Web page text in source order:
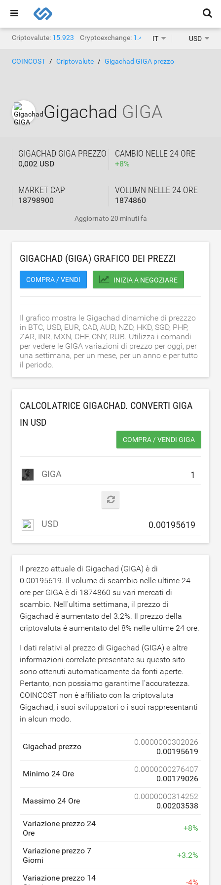
Criptovalute: 15.923 Cryptoexchange: 1.471 IT USD
COINCOST Criptovalute Gigachad GIGA prezzo
Gigachad GIGA
GIGACHAD GIGA PREZZO
0,002 USD
CAMBIO NELLE 24 ORE
+8%
MARKET CAP
18798900
VOLUMN NELLE 24 ORE
1874860
Aggiornato20 minuti fa
GIGACHAD (GIGA) GRAFICO DEI PREZZI
COMPRA / VENDI INIZIA A NEGOZIARE
Il grafico mostra le Gigachad dinamiche di prezzzo
in BTC, USD, EUR, CAD, AUD, NZD, HKD, SGD, PHP,
ZAR, INR, MXN, CHF, CNY, RUB. Utilizza i comandi
per vedere le GIGA variazioni di prezzo per oggi, per
una settimana, per un mese, per un anno e per tutto
il periodo.
CALCOLATRICE GIGACHAD. CONVERTI GIGA
IN USD
COMPRA / VENDI GIGA
GIGA
USD
Il prezzo attuale di Gigachad (GIGA) è di
0.00195619. Il volume di scambio nelle ultime 24
ore per GIGA è di 1874860 su vari mercati di
scambio. Nell'ultima settimana, il prezzo di
Gigachad è aumentato del 3.2%. Il prezzo della
criptovaluta è aumentato del 8% nelle ultime 24 ore.
I dati relativi al prezzo di Gigachad (GIGA) e altre
informazioni correlate presentate su questo sito
sono ottenuti automaticamente da fonti aperte.
Pertanto, non possiamo garantirne l'accuratezza.
COINCOST non è affiliato con la criptovaluta
Gigachad, i suoi sviluppatori o i suoi rappresentanti
in alcun modo.
Gigachad prezzo
0.0000000302026
0.00195619
Minimo 24 Ore
0.0000000276407
0.00179026
Massimo 24 Ore
0.0000000314252
0.00203538
Variazione prezzo 24
Ore
+8%
Variazione prezzo 7
Giorni
+3.2%
Variazione prezzo 14
-4%